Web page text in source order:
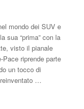
mondo dei SUV e
sua “prima” con la
visto il pianale
riprende parte
un tocco di
…